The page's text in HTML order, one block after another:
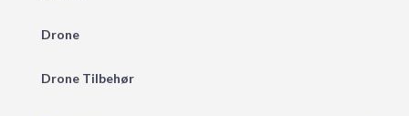
Drone
Drone Tilbehør